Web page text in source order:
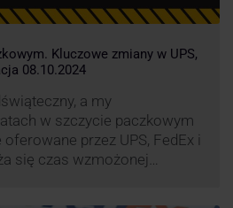
Kluczowe zmiany w UPS,
08.10.2024
a my
w szczycie paczkowym
przez UPS, FedEx i
się czas wzmożonej